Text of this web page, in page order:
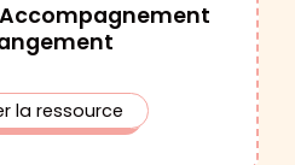
la ressource